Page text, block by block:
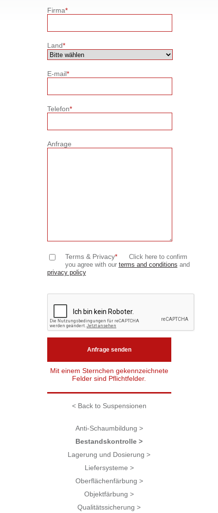
Firma*
Land*
E-mail*
Telefon*
Anfrage
Terms & Privacy*
Click here to confirm
you agree with our terms and conditions and
privacy policy
Mit einem Sternchen gekennzeichnete
Felder sind Pflichtfelder.
< Back to Suspensionen
Anti-Schaumbildung >
Bestandskontrolle >
Lagerung und Dosierung >
Liefersysteme >
Oberflächenfärbung >
Objektfärbung >
Qualitätssicherung >